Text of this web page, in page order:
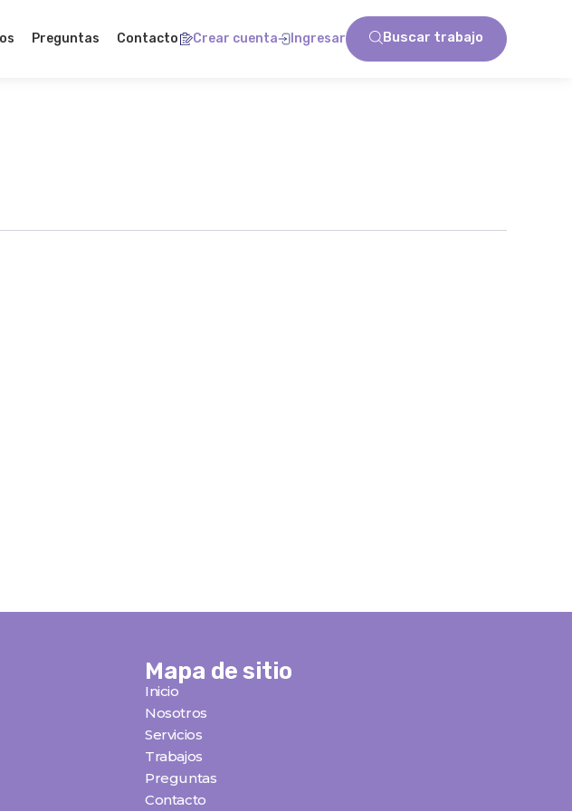
Preguntas Contacto Crear cuenta Ingresar Buscar trabajo
Mapa de sitio
Inicio
Nosotros
Servicios
Trabajos
Preguntas
Contacto